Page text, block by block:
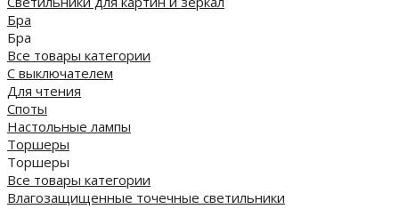
Бра
Бра
Все товары категории
С выключателем
Для чтения
Споты
Настольные лампы
Торшеры
Торшеры
Все товары категории
Влагозащищенные точечные светильники